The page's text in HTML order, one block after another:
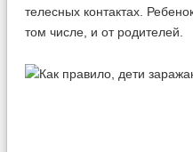
телесных контактах.
том числе, и от родителей.